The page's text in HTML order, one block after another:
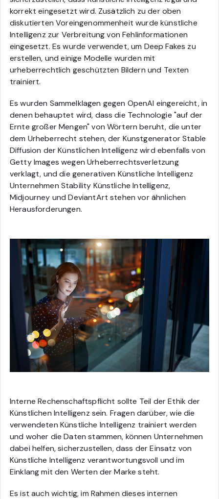
korrekt eingesetzt wird. Zusätzlich zu der oben
diskutierten Voreingenommenheit wurde künstliche
Intelligenz zur Verbreitung von Fehlinformationen
eingesetzt. Es wurde verwendet, um Deep Fakes zu
erstellen, und einige Modelle wurden mit
urheberrechtlich geschützten Bildern und Texten
trainiert.
Es wurden Sammelklagen gegen OpenAI eingereicht, in
denen behauptet wird, dass die Technologie "auf der
Ernte großer Mengen" von Wörtern beruht, die unter
dem Urheberrecht stehen, der Kunstgenerator Stable
Diffusion der Künstlichen Intelligenz wird ebenfalls von
Getty Images wegen Urheberrechtsverletzung
verklagt, und die generativen Künstliche Intelligenz
Unternehmen Stability Künstliche Intelligenz,
Midjourney und DeviantArt stehen vor ähnlichen
Herausforderungen.
Interne Rechenschaftspflicht sollte Teil der Ethik der
Künstlichen Intelligenz sein. Fragen darüber, wie die
verwendeten Künstliche Intelligenz trainiert werden
und woher die Daten stammen, können Unternehmen
dabei helfen, sicherzustellen, dass der Einsatz von
Künstliche Intelligenz verantwortungsvoll und im
Einklang mit den Werten der Marke steht.
Es ist auch wichtig, im Rahmen dieses internen